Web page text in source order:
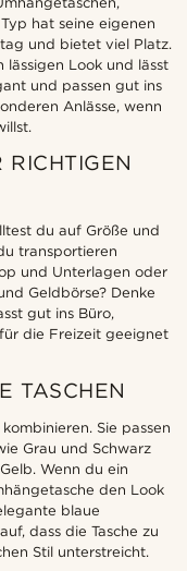
hat seine eigenen
und bietet viel Platz.
Look und lässt
und passen gut ins
Anlässe, wenn
du auf Größe und
transportieren
und Unterlagen oder
Geldbörse? Denke
gut ins Büro,
die Freizeit geeignet
TASCHEN
Sie passen
Grau und Schwarz
Wenn du ein
den Look
blaue
dass die Tasche zu
Stil unterstreicht.